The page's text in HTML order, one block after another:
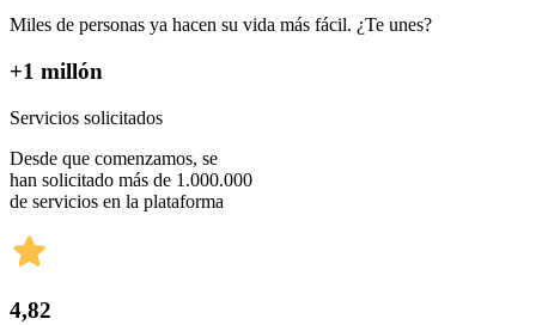
Miles de personas ya hacen su vida más fácil. ¿Te unes?
+1 millón
Servicios solicitados
Desde que comenzamos, se
han solicitado más de 1.000.000
de servicios en la plataforma
4,82